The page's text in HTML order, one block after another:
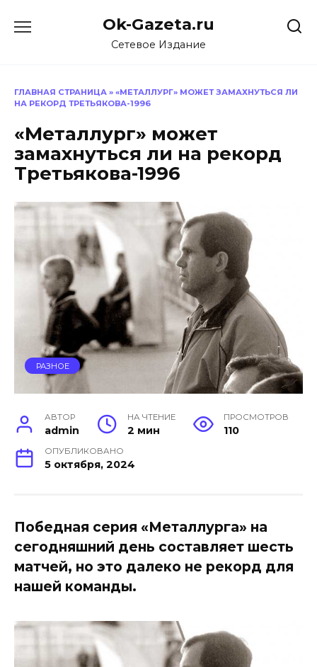
Ok-Gazeta.ru
Сетевое Издание
ГЛАВНАЯ СТРАНИЦА » «МЕТАЛЛУРГ» МОЖЕТ ЗАМАХНУТЬСЯ ЛИ
НА РЕКОРД ТРЕТЬЯКОВА-1996
«Металлург» может
замахнуться ли на рекорд
Третьякова-1996
РАЗНОЕ
АВТОР
admin
НА ЧТЕНИЕ
2 мин
ПРОСМОТРОВ
110
ОПУБЛИКОВАНО
5 октября, 2024
Победная серия «Металлурга» на
сегодняшний день составляет шесть
матчей, но это далеко не рекорд для
нашей команды.